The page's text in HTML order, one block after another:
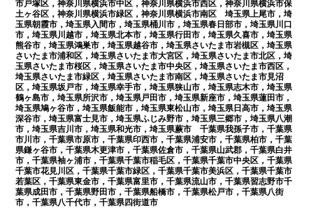
市戸塚区，神奈川県横浜市中区，神奈川県横浜市西区，神奈川県横浜市保
土ヶ谷区，神奈川県横浜市緑区，神奈川県横浜市南区 埼玉県上尾市，埼
玉県朝霞市，埼玉県入間市，埼玉県桶川市，埼玉県春日部市，埼玉県川口
市，埼玉県川越市，埼玉県北本市，埼玉県行田市，埼玉県久喜市，埼玉県
熊谷市，埼玉県鴻巣市，埼玉県越谷市，埼玉県さいたま市岩槻区，埼玉県
さいたま市浦和区，埼玉県さいたま市大宮区，埼玉県さいたま市北区，埼
玉県さいたま市桜区，埼玉県さいたま市中央区，埼玉県さいたま市西区，
埼玉県さいたま市緑区，埼玉県さいたま市南区，埼玉県さいたま市見沼
区，埼玉県坂戸市，埼玉県幸手市，埼玉県狭山市，埼玉県志木市，埼玉県
鶴ヶ島市，埼玉県所沢市，埼玉県戸田市，埼玉県新座市，埼玉県蓮田市，
埼玉県鳩ヶ谷市，埼玉県飯能市，埼玉県東松山市，埼玉県日高市，埼玉県
深谷市，埼玉県富士見市，埼玉県ふじみ野市，埼玉県三郷市，埼玉県八潮
市，埼玉県吉川市，埼玉県和光市，埼玉県蕨市 千葉県我孫子市，千葉県
市川市，千葉県市原市，千葉県印西市，千葉県浦安市，千葉県柏市，千葉
県鎌ヶ谷市，千葉県木更津市，千葉県佐倉市，千葉県山武郡，千葉県白井
市，千葉県袖ヶ浦市，千葉県千葉市稲毛区，千葉県千葉市中央区，千葉県
千葉市花見川区，千葉県千葉市緑区，千葉県千葉市美浜区，千葉県千葉市
若葉区，千葉県東金市，千葉県富里市，千葉県流山市，千葉県習志野市千
葉県成田市，千葉県野田市，千葉県船橋市，千葉県松戸市，千葉県八街
市，千葉県八千代市，千葉県四街道市